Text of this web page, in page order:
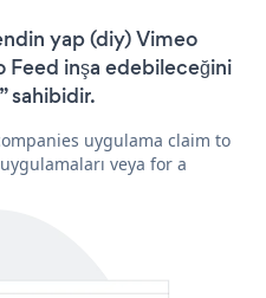
yap (diy) Vimeo
Feed inşa edebileceğini
sahibidir.
uygulama claim to
veya for a